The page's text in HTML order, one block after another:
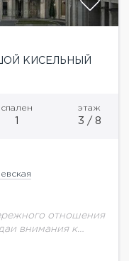
КИСЕЛЬНЫЙ
спален
1
этаж
3 / 8
отношения
внимания к
доходного